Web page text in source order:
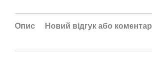
Опис Новий відгук або коментар